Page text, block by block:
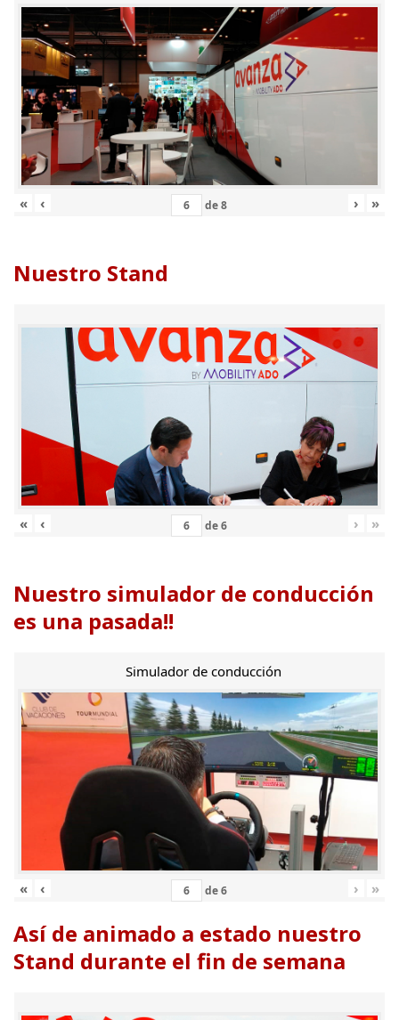
« ‹ de8 › »
Nuestro Stand
« ‹ de6 › »
Nuestro simulador de conducción
es una pasada!!
Simulador de conducción
« ‹ de6 › »
Así de animado a estado nuestro
Stand durante el fin de semana